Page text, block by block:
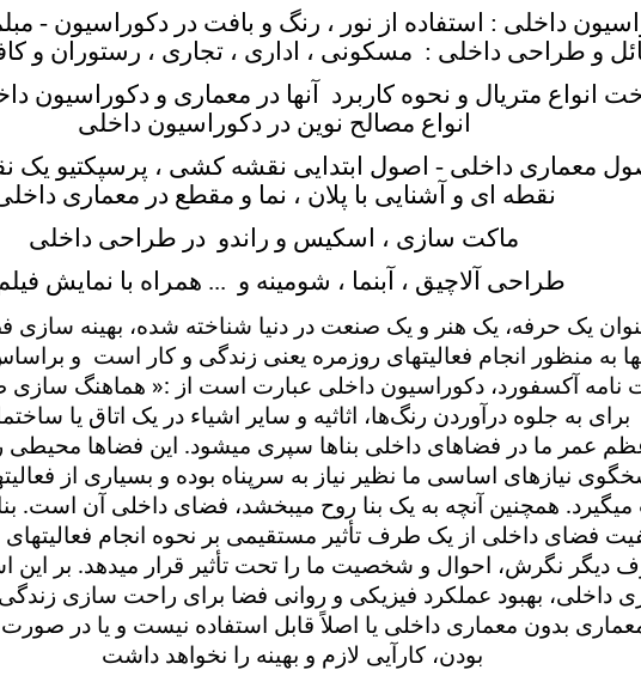
داخلی : استفاده از نور ، رنگ و بافت در دکوراسیون -
و طراحی داخلی : مسکونی ، اداری ، تجاری ، رستوران و
انواع متریال و نحوه کاربرد
آنها در معماری و دکوراسیون
انواع مصالح نوین در دکوراسیون داخلی
معماری داخلی - اصول ابتدایی نقشه کشی ، پرسپکتیو یک
نقطه ای و آشنایی با پلان ، نما و مقطع در معماری
ماکت سازی ، اسکیس و راندو در طراحی داخلی
طراحی آلاچیق ، آبنما ، شومینه و ... همراه با نمایش
یک حرفه، یک هنر و یک صنعت در دنیا شناخته شده، بهینه سازی
به منظور انجام فعالیتهای روزمره یعنی زندگی و کار است و
نامه آکسفورد، دکوراسیون داخلی عبارت است از :« هماهنگ
برای به جلوه درآوردن رنگ‌ها، اثاثیه و سایر اشیاء در یک اتاق یا
عمر ما در فضاهای داخلی بناها سپری میشود. این فضاها محیطی را
نیازهای اساسی ما نظیر نیاز به سرپناه بوده و بسیاری از
همچنین آنچه به یک بنا روح میبخشد، فضای داخلی آن است.
فضای داخلی از یک طرف تأثیر مستقیمی بر نحوه انجام فعالیتهای
دیگر نگرش، احوال و شخصیت ما را تحت تأثیر قرار میدهد. بر
داخلی، بهبود عملکرد فیزیکی و روانی فضا برای راحت سازی
بدون معماری داخلی یا اصلاً قابل استفاده نیست و یا در صورت
بودن، کارآیی لازم و بهینه را نخواهد داشت